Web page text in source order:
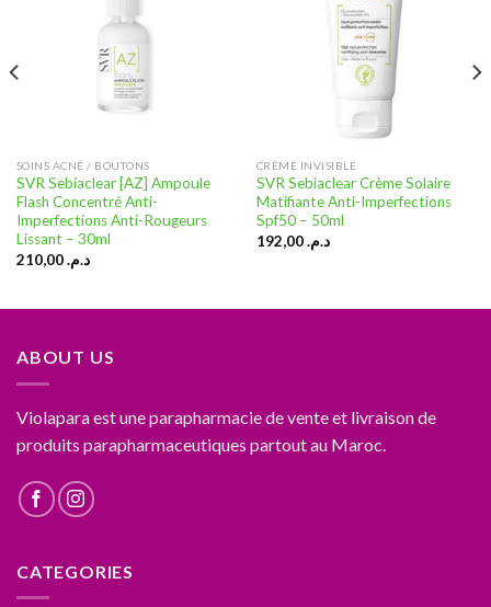
SOINS ACNÉ / BOUTONS
SVR Sebiaclear [AZ] Ampoule
Flash Concentré Anti-
Imperfections Anti-Rougeurs
Lissant – 30ml
د.م.210,00
CRÈME INVISIBLE
SVR Sebiaclear Crème Solaire
Matifiante Anti-Imperfections
Spf50 – 50ml
د.م.192,00
ABOUT US
Violapara est une parapharmacie de vente et livraison de
produits parapharmaceutiques partout au Maroc.
CATEGORIES